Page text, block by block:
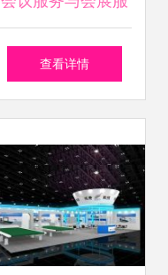
务 异同点解析
查看详情